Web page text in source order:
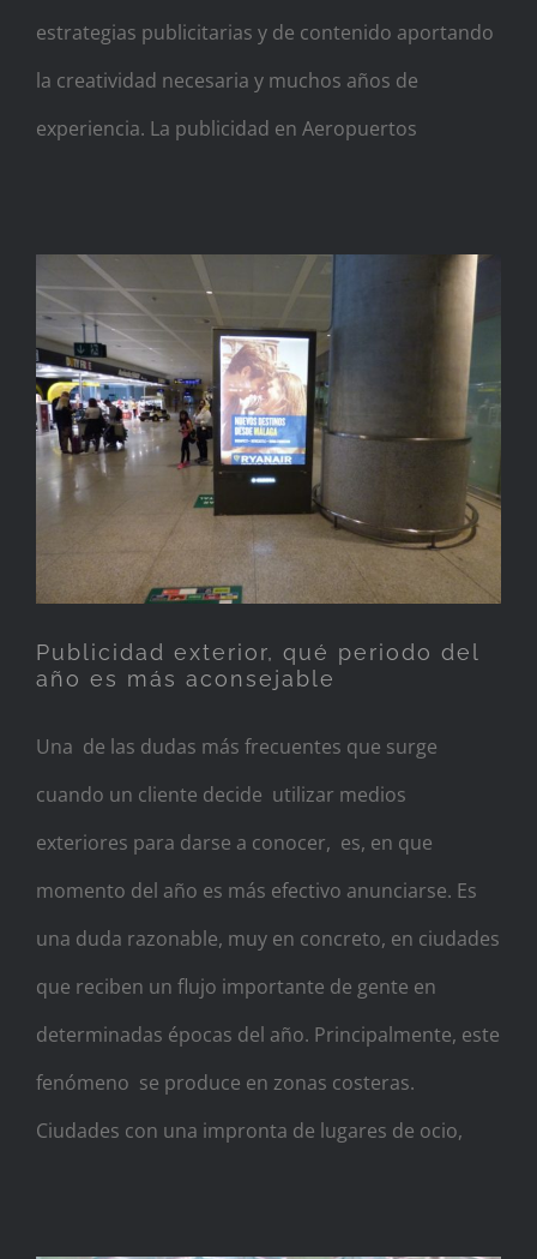
estrategias publicitarias y de contenido aportando
la creatividad necesaria y muchos años de
experiencia. La publicidad en Aeropuertos
Publicidad exterior, qué
periodo del año es más
aconsejable
Publicidad exterior, qué periodo del
año es más aconsejable
Una de las dudas más frecuentes que surge
cuando un cliente decide utilizar medios
exteriores para darse a conocer, es, en que
momento del año es más efectivo anunciarse. Es
una duda razonable, muy en concreto, en ciudades
que reciben un flujo importante de gente en
determinadas épocas del año. Principalmente, este
fenómeno se produce en zonas costeras.
Ciudades con una impronta de lugares de ocio,